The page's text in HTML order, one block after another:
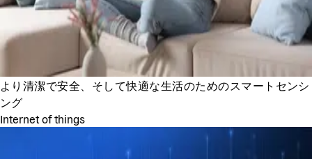
より清潔で安全、そして快適な生活のためのスマートセンシ
ング
Internet of things